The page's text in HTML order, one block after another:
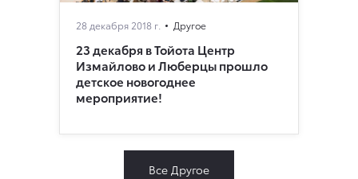
28 декабря 2018 г. Другое
23 декабря в Тойота Центр
Измайлово и Люберцы прошло
детское новогоднее
мероприятие!
Все Другое